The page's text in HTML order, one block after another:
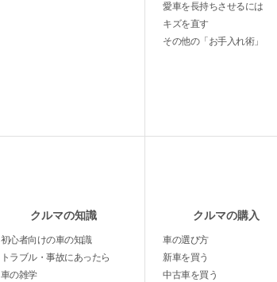
愛車を長持ちさせるには
キズを直す
その他の「お手入れ術」
クルマの知識
初心者向けの車の知識
トラブル・事故にあったら
車の雑学
クルマの購入
車の選び方
新車を買う
中古車を買う